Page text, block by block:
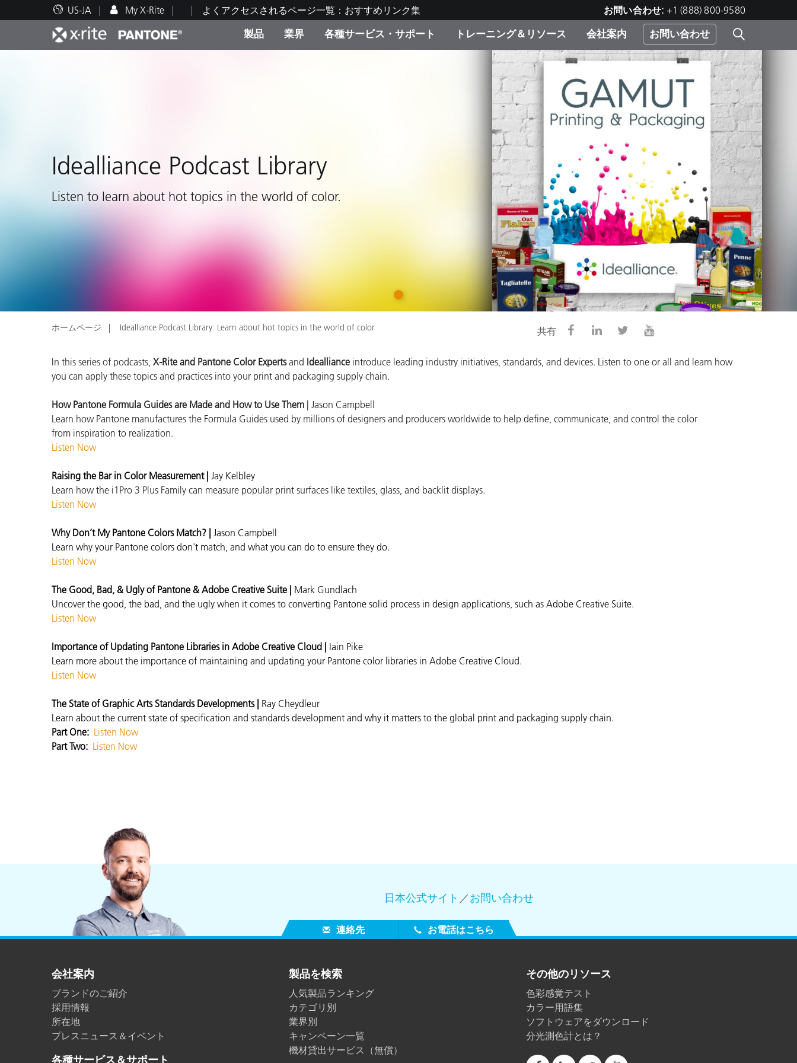
US-JA My X-Rite よくアクセスされるページ一覧：おすすめリンク集 お問い合わせ: +1 (888) 800-9580
製品
生産終了製品：アップグレー
機材貸出サービス（無料）
業界
自動車 テキスタイル
化粧品メーカー
ディスプレイメーカー＆プリ
ンターメーカー対象 OEM ソ
消費者向け製品パッケージ
ライフサイエンス
家庭電化製品
製紙業
建築基材
各種サービス・サポート
弊社へのお問い合わせ
トレーニング＆リソース
ブランド体験センター
X-Riteラーニングセンター
製品リスト（旧製品も含む）
その他のリソース
会社案内 お問い合わせ
Idealliance Podcast Library
Listen to learn about hot topics in the world of color.
1
ホームページ Idealliance Podcast Library: Learn about hot topics in the world of color 共有
In this series of podcasts, X-Rite and Pantone Color Expertsand Idealliance introduce leading industry initiatives, standards, and devices. Listen to one or all and learn how
you can apply these topics and practices into your print and packaging supply chain.
How Pantone Formula Guides are Made and How to Use Them | Jason Campbell
Learn how Pantone manufactures the Formula Guides used by millions of designers and producers worldwide to help define, communicate, and control the color
from inspiration to realization.
Listen Now
Raising the Bar in Color Measurement | Jay Kelbley
Learn how the i1Pro 3 Plus Family can measure popular print surfaces like textiles, glass, and backlit displays.
Listen Now
Why Don’t My Pantone Colors Match? | Jason Campbell
Learn why your Pantone colors don't match, and what you can do to ensure they do.
Listen Now
The Good, Bad, & Ugly of Pantone & Adobe Creative Suite | Mark Gundlach
Uncover the good, the bad, and the ugly when it comes to converting Pantone solid process in design applications, such as Adobe Creative Suite.
Listen Now
Importance of Updating Pantone Libraries in Adobe Creative Cloud | Iain Pike
Learn more about the importance of maintaining and updating your Pantone color libraries in Adobe Creative Cloud.
Listen Now
The State of Graphic Arts Standards Developments | Ray Cheydleur
Learn about the current state of specification and standards development and why it matters to the global print and packaging supply chain.
Part One: Listen Now
PartTwo: Listen Now
日本公式サイト ／お問い合わせ
連絡先 お電話はこちら
会社案内
ブランドのご紹介
採用情報
所在地
プレスニュース＆イベント
各種サービス＆サポート
製品を検索
人気製品ランキング
カテゴリ別
業界別
キャンペーン一覧
機材貸出サービス（無償）
その他のリソース
色彩感覚テスト
カラー用語集
ソフトウェアをダウンロード
分光測色計とは？